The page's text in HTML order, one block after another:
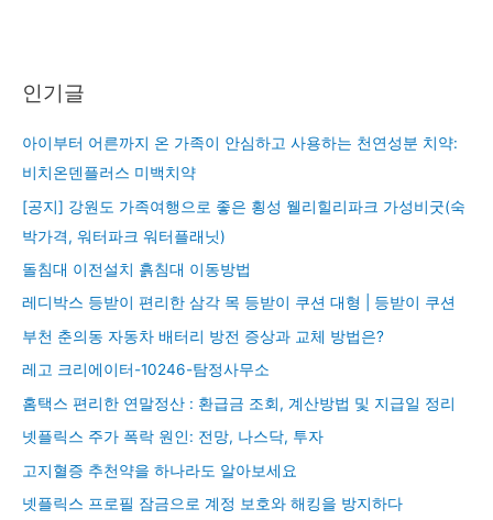
인기글
아이부터 어른까지 온 가족이 안심하고 사용하는 천연성분 치약:
비치온덴플러스 미백치약
[공지] 강원도 가족여행으로 좋은 횡성 웰리힐리파크 가성비굿(숙
박가격, 워터파크 워터플래닛)
돌침대 이전설치 흙침대 이동방법
레디박스 등받이 편리한 삼각 목 등받이 쿠션 대형 | 등받이 쿠션
부천 춘의동 자동차 배터리 방전 증상과 교체 방법은?
레고 크리에이터-10246-탐정사무소
홈택스 편리한 연말정산 : 환급금 조회, 계산방법 및 지급일 정리
넷플릭스 주가 폭락 원인: 전망, 나스닥, 투자
고지혈증 추천약을 하나라도 알아보세요
넷플릭스 프로필 잠금으로 계정 보호와 해킹을 방지하다